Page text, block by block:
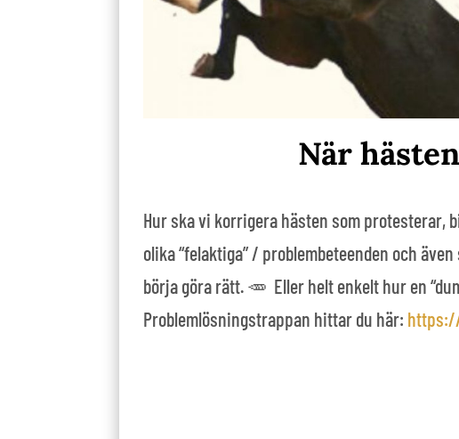
När
Hur ska vi korrigera hästen som protesterar,
olika “felaktiga” / problembeteenden och
börja göra rätt. 🥕 Eller helt enkelt hur en
Problemlösningstrappan hittar du här: